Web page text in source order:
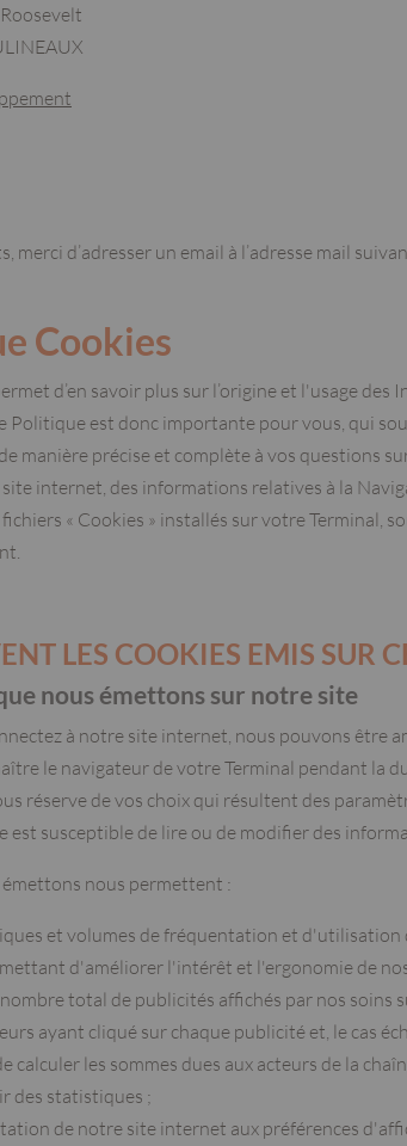
merci d’adresser un email à l’adresse mail
Cookies
d’en savoir plus sur l’origine et l'usage
Politique est donc importante pour vous, qui
manière précise et complète à vos questions
internet, des informations relatives à la
« Cookies » installés sur votre Terminal,
LES COOKIES EMIS SUR
nous émettons sur notre site
à notre site internet, nous pouvons être
le navigateur de votre Terminal pendant la
réserve de vos choix qui résultent des
est susceptible de lire ou de modifier des
émettons nous permettent :
et volumes de fréquentation et
d'améliorer l'intérêt et l'ergonomie de
total de publicités affichés par nos soins
ayant cliqué sur chaque publicité et, le cas
calculer les sommes dues aux acteurs de la
des statistiques ;
de notre site internet aux préférences